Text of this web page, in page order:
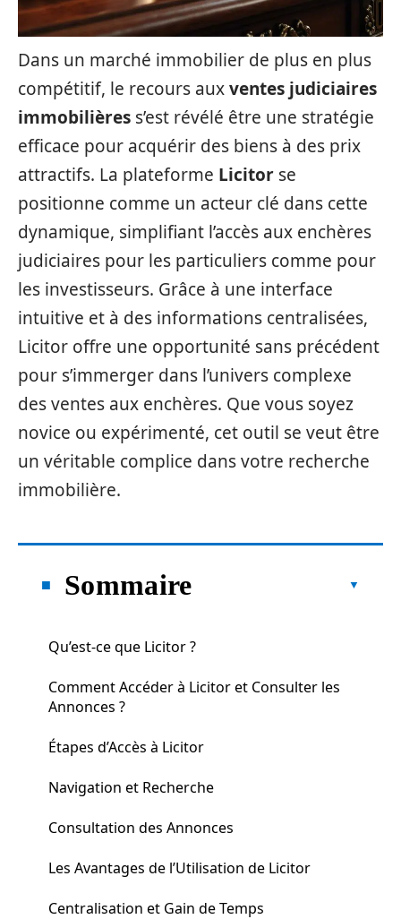
Dans un marché immobilier de plus en plus
compétitif, le recours auxventes judiciaires
immobilières s’est révélé être une stratégie
efficace pour acquérir des biens à des prix
attractifs. La plateforme Licitor se
positionne comme un acteur clé dans cette
dynamique, simplifiant l’accès aux enchères
judiciaires pour les particuliers comme pour
les investisseurs. Grâce à une interface
intuitive et à des informations centralisées,
Licitor offre une opportunité sans précédent
pour s’immerger dans l’univers complexe
des ventes aux enchères. Que vous soyez
novice ou expérimenté, cet outil se veut être
un véritable complice dans votre recherche
immobilière.
Sommaire
Qu’est-ce que Licitor ?
Comment Accéder à Licitor et Consulter les
Annonces ?
Étapes d’Accès à Licitor
Navigation et Recherche
Consultation des Annonces
Les Avantages de l’Utilisation de Licitor
Centralisation et Gain de Temps